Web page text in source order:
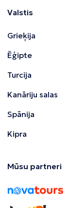
Valstis
Grieķija
Ēģipte
Turcija
Kanāriju salas
Spānija
Kipra
Mūsu partneri